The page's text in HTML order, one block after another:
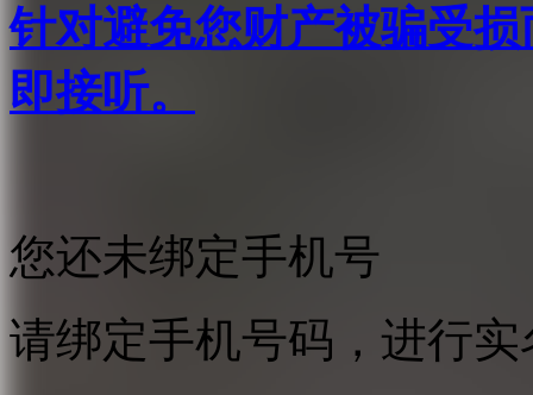
针对避免您财产被骗受
即接听。
您还未绑定手机号
请绑定手机号码，进行